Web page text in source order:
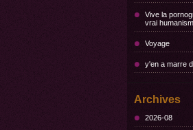
Vive la
vrai
Voyage
y'en a marre
Archives
2026-08